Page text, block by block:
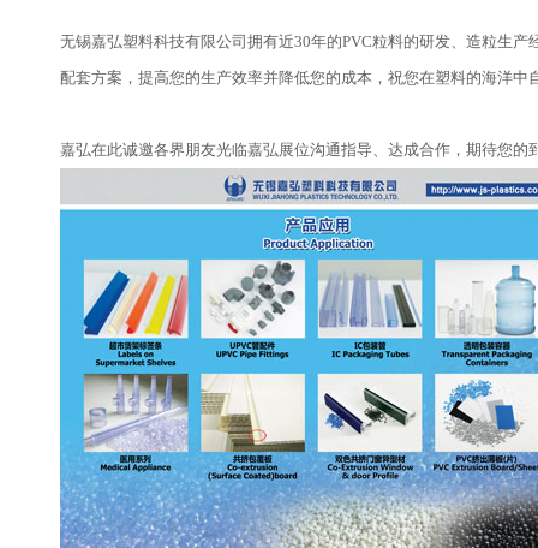
无锡嘉弘塑料科技有限公司拥有近30年的PVC粒料的研发、造粒生
配套方案，提高您的生产效率并降低您的成本，祝您在塑料的海洋中
嘉弘在此诚邀各界朋友光临嘉弘展位沟通指导、达成合作，期待您的